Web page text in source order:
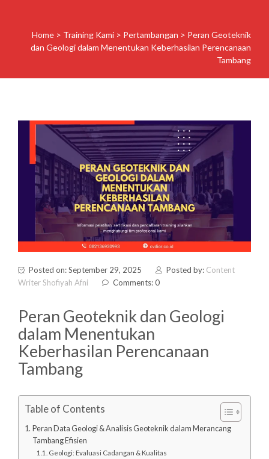
Home > Training Kami > Pertambangan > Peran Geoteknik
dan Geologi dalam Menentukan Keberhasilan Perencanaan
Tambang
Posted on: September 29, 2025 Posted by: Content
Writer Shofiyah Afni
Comments: 0
Peran Geoteknik dan Geologi
dalam Menentukan
Keberhasilan Perencanaan
Tambang
Table of Contents
Peran Data Geologi & Analisis Geoteknik dalam Merancang
Tambang Efisien
Geologi: Evaluasi Cadangan & Kualitas